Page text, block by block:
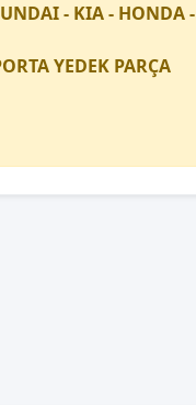
- KIA - HONDA
YEDEK PARÇA